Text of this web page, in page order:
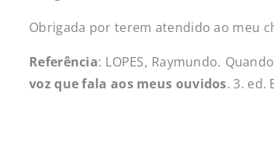
Obrigada por terem atendido ao meu
Referência: LOPES, Raymundo.
voz que fala aos meus ouvidos. 3. ed.